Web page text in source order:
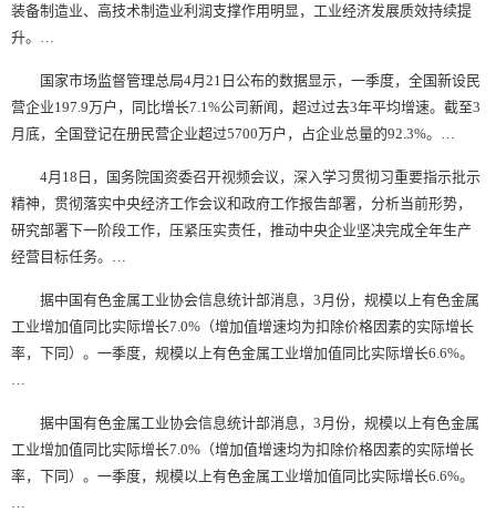
装备制造业、高技术制造业利润支撑作用明显，工业经济发展质效持续提
升。…
国家市场监督管理总局4月21日公布的数据显示，一季度，全国新设民
营企业197.9万户，同比增长7.1%公司新闻 ，超过过去3年平均增速。截至3
月底，全国登记在册民营企业超过5700万户，占企业总量的92.3%。…
4月18日，国务院国资委召开视频会议，深入学习贯彻习重要指示批示
精神，贯彻落实中央经济工作会议和政府工作报告部署，分析当前形势，
研究部署下一阶段工作，压紧压实责任，推动中央企业坚决完成全年生产
经营目标任务。…
据中国有色金属工业协会信息统计部消息，3月份，规模以上有色金属
工业增加值同比实际增长7.0%（增加值增速均为扣除价格因素的实际增长
率，下同）。一季度，规模以上有色金属工业增加值同比实际增长6.6%。
据中国有色金属工业协会信息统计部消息，3月份，规模以上有色金属
工业增加值同比实际增长7.0%（增加值增速均为扣除价格因素的实际增长
率，下同）。一季度，规模以上有色金属工业增加值同比实际增长6.6%。